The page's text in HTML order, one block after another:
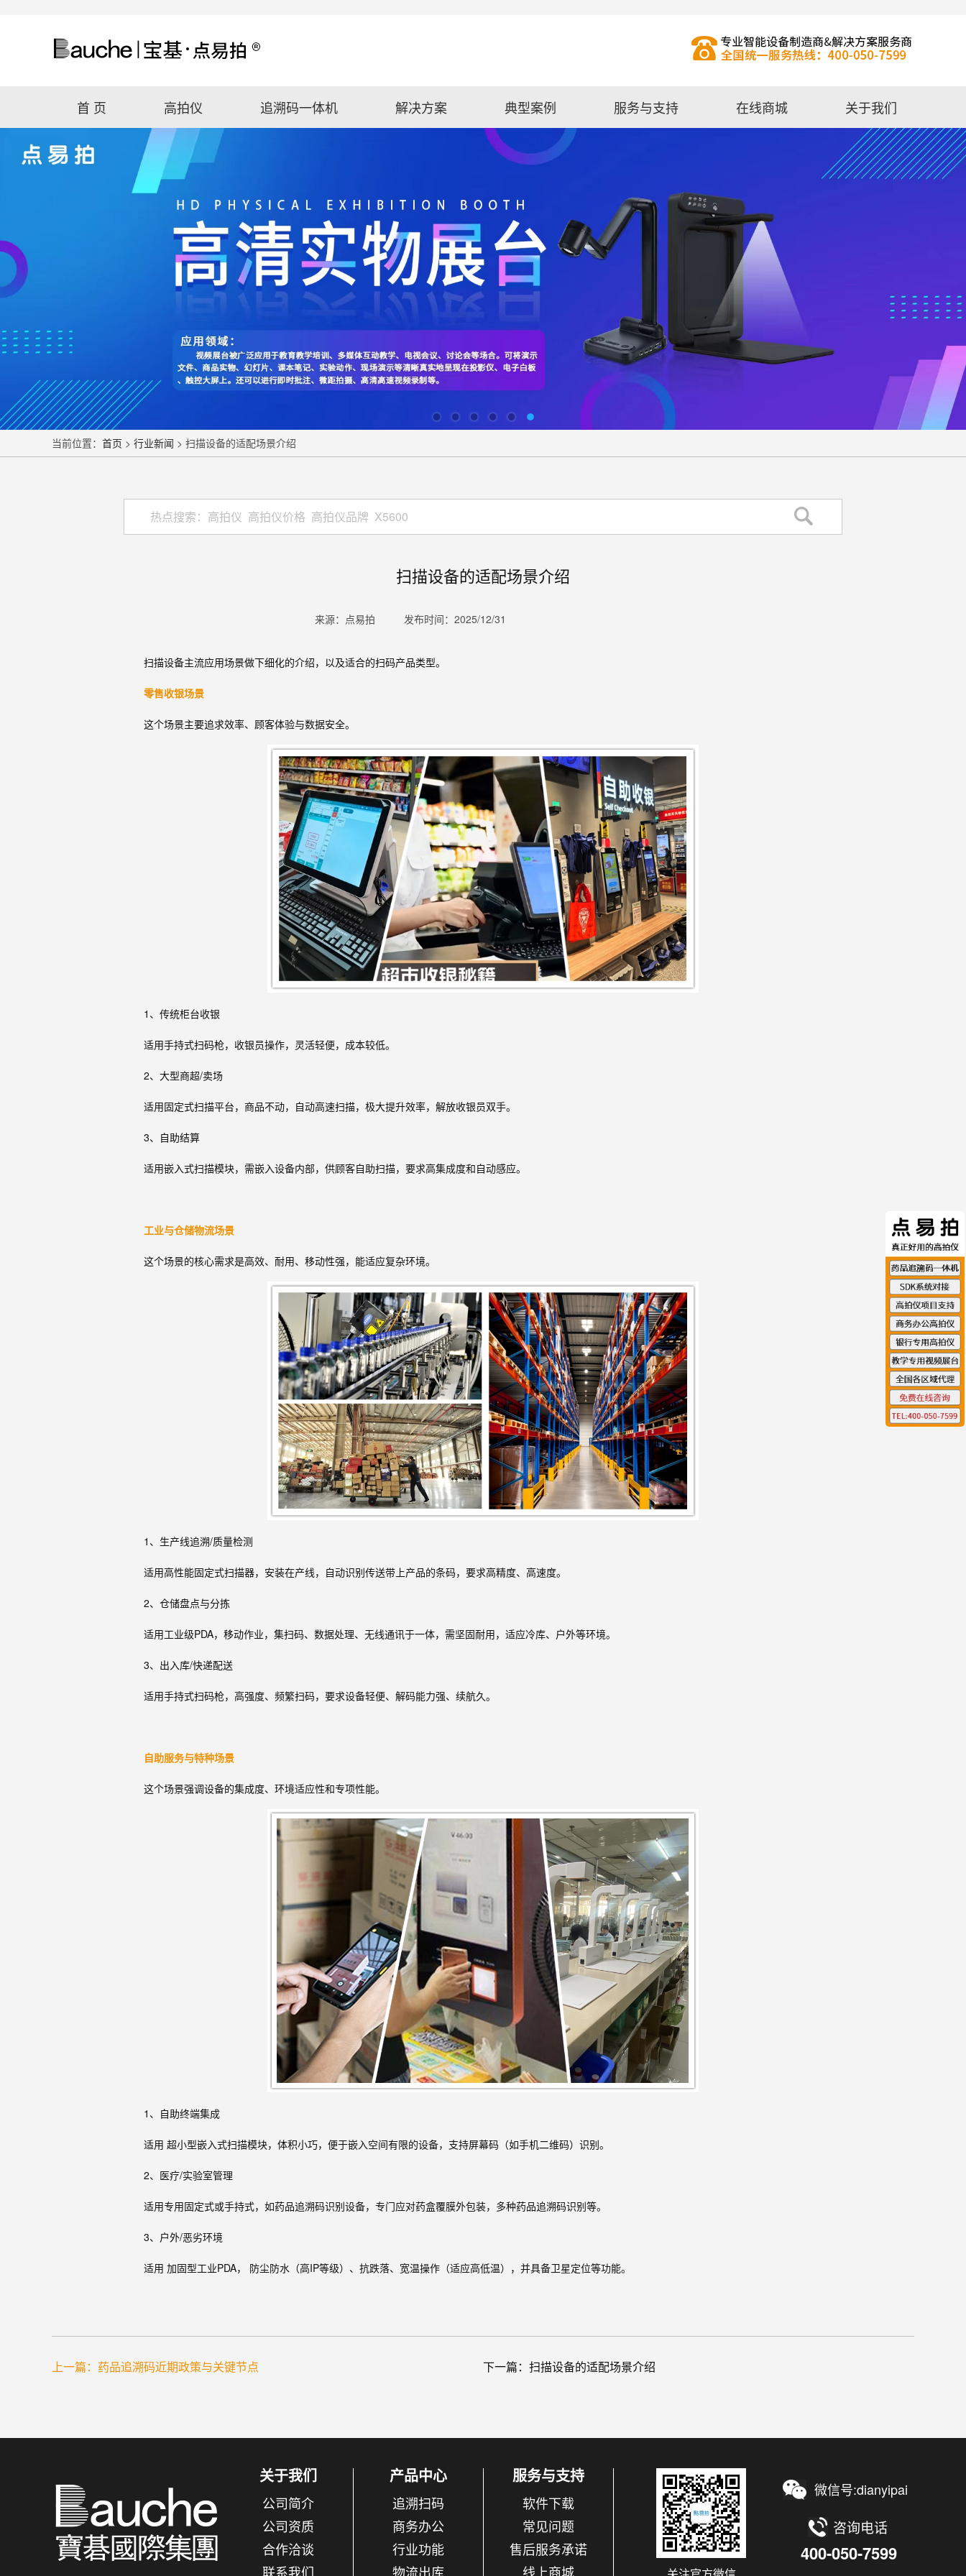
首 页 高拍仪 追溯码一体机 解决方案 典型案例 服务与支持 在线商城 关于我们
当前位置： 首页 > 行业新闻 > 扫描设备的适配场景介绍
扫描设备的适配场景介绍
来源：点易拍 发布时间：2025/12/31
扫描设备主流应用场景做下细化的介绍，以及适合的扫码产品类型。
零售收银场景
这个场景主要追求效率、顾客体验与数据安全。
1、传统柜台收银
适用手持式扫码枪，收银员操作，灵活轻便，成本较低。
2、大型商超/卖场
适用固定式扫描平台，商品不动，自动高速扫描，极大提升效率，解放收银员双手。
3、自助结算
适用嵌入式扫描模块，需嵌入设备内部，供顾客自助扫描，要求高集成度和自动感应。
工业与仓储物流场景
这个场景的核心需求是高效、耐用、移动性强，能适应复杂环境。
1、生产线追溯/质量检测
适用高性能固定式扫描器，安装在产线，自动识别传送带上产品的条码，要求高精度、高速度。
2、仓储盘点与分拣
适用工业级PDA，移动作业，集扫码、数据处理、无线通讯于一体，需坚固耐用，适应冷库、户外等环境。
3、出入库/快递配送
适用手持式扫码枪，高强度、频繁扫码，要求设备轻便、解码能力强、续航久。
自助服务与特种场景
这个场景强调设备的集成度、环境适应性和专项性能。
1、自助终端集成
适用 超小型嵌入式扫描模块，体积小巧，便于嵌入空间有限的设备，支持屏幕码（如手机二维码）识别。
2、医疗/实验室管理
适用专用固定式或手持式，如药品追溯码识别设备，专门应对药盒覆膜外包装，多种药品追溯码识别等。
3、户外/恶劣环境
适用 加固型工业PDA， 防尘防水（高IP等级）、抗跌落、宽温操作（适应高低温），并具备卫星定位等功能。
上一篇： 药品追溯码近期政策与关键节点 下一篇： 扫描设备的适配场景介绍
关于我们
公司简介
公司资质
合作洽谈
联系我们
产品中心
追溯扫码
商务办公
行业功能
物流出库
服务与支持
软件下载
常见问题
售后服务承诺
线上商城
微信号:dianyipai
咨询电话
400-050-7599